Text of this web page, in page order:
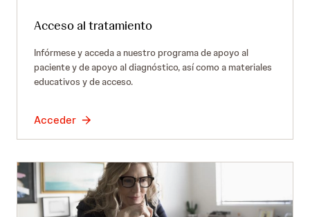
Acceso al tratamiento
Infórmese y acceda a nuestro programa de apoyo al
paciente y de apoyo al diagnóstico, así como a materiales
educativos y de acceso.
Acceder